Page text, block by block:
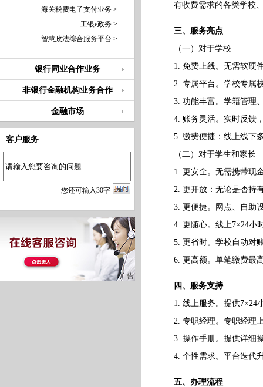
海关税费电子支付业务 >
工银e政务 >
智慧政法综合服务平台 >
银行同业合作业务
非银行金融机构业务合作
金融市场
客户服务
您还可输入30字
有收费需求的各类学校、
三、服务亮点
（一）对于学校
1. 免费上线。无需软硬件
2. 专属平台。学校专属校
3. 功能丰富。学籍管理、
4. 账务灵活。实时反馈，
5. 缴费便捷：线上线下多
（二）对于学生和家长
1. 更安全。无需携带现金
2. 更开放：无论是否持有
3. 更便捷。网点、自助设
4. 更随心。线上7×24小
5. 更省时。学校自动对账
6. 更高额。单笔缴费最高
四、服务支持
1. 线上服务。提供7×24
2. 专职经理。专职经理
3. 操作手册。提供详细
4. 个性需求。平台迭代升
五、办理流程